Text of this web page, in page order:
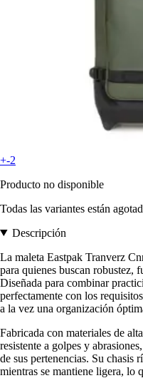
+-2
Producto no disponible
Todas las variantes están
Descripción
La maleta Eastpak Tranverz
para quienes buscan robustez,
Diseñada para combinar
perfectamente con los
a la vez una organización
Fabricada con materiales de
resistente a golpes y
de sus pertenencias. Su chasis
mientras se mantiene ligera, lo